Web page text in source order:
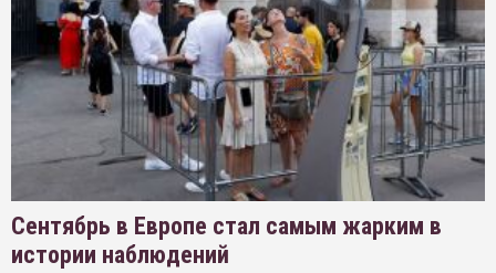
Сентябрь в Европе стал самым жарким в
истории наблюдений